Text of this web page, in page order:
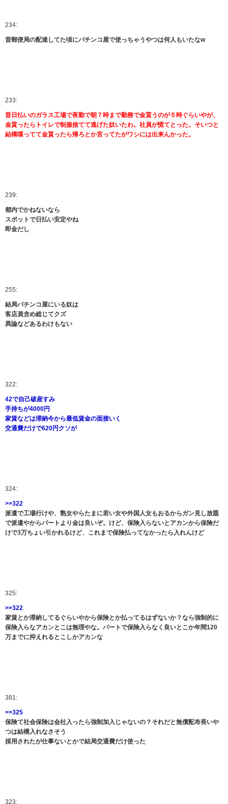
234:
昔郵便局の配達してた頃にパチンコ屋で使っちゃうやつは何人もいたなw
233:
昔日払いのガラス工場で夜勤で朝７時まで勤務で金貰うのが５時ぐらいやが、
金貰ったらトイレで制服捨てて逃げた奴いたわ。社員が慌てとった。そいつと
結構喋ってて金貰ったら帰ろとか言ってたがワシには出来んかった。
239:
都内でかねないなら
スポットで日払い安定やね
即金だし
255:
結局パチンコ屋にいる奴は
客店員含め総じてクズ
異論などあるわけもない
322:
42で自己破産すみ
手持ちが4000円
家賃などは滞納今から最低賃金の面接いく
交通費だけで620円クソが
324:
>>322
派遣で工場行けや、熟女やらたまに若い女や外国人女もおるからガン見し放題
で派遣やからパートより金は良いぞ。けど、保険入らないとアカンから保険だ
けで3万ちょい引かれるけど、これまで保険払ってなかったら入れんけど
325:
>>322
家賃とか滞納してるぐらいやから保険とか払ってるはずないか？なら強制的に
保険入らなアカンとこは無理やな。パートで保険入らなく良いとこか年間120
万までに抑えれるとこしかアカンな
381:
>>325
保険て社会保険は会社入ったら強制加入じゃないの？それだと無償配布長いや
つは結構入れなさそう
採用されたが仕事ないとかで結局交通費だけ使った
323: